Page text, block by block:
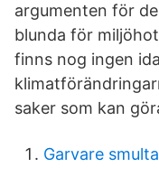
argumenten för
blunda för
finns nog ingen
saker som kan
Garvare smulta